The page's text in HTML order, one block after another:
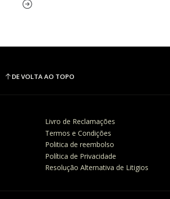
DE VOLTA AO TOPO
Livro de Reclamações
Termos e Condições
Politica de reembolso
Política de Privacidade
Resolução Alternativa de Litigios